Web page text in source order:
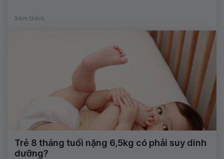
Xem thêm
Trẻ 8 tháng tuổi nặng 6,5kg có phải suy dinh
dưỡng?